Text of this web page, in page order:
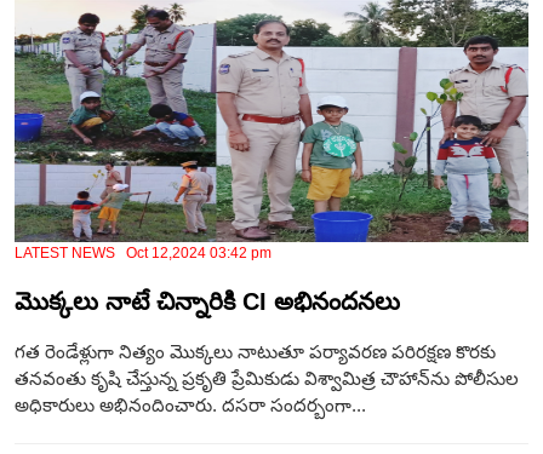
LATEST NEWS Oct 12,2024 03:42 pm
మొక్క‌లు నాటే చిన్నారికి CI అభినంద‌న‌లు
గత రెండేళ్లుగా నిత్యం మొక్కలు నాటుతూ పర్యావరణ పరిరక్షణ కొరకు
తనవంతు కృషి చేస్తున్న ప్రకృతి ప్రేమికుడు విశ్వామిత్ర చౌహాన్‌ను పోలీసుల
అధికారులు అభినందించారు. ద‌స‌రా సందర్బంగా...